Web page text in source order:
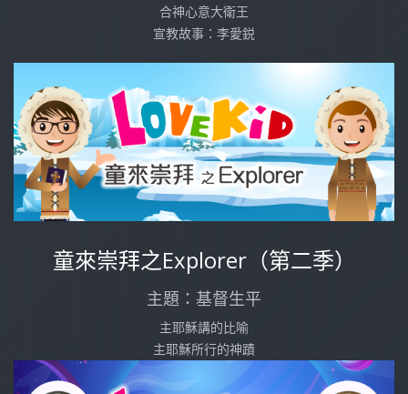
合神心意大衛王
宣教故事：李愛鋭
童來崇拜之Explorer（第二季）
主題：基督生平
主耶穌講的比喻
主耶穌所行的神蹟